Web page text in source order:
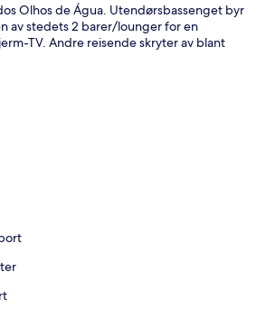
1
Olhos de Água. Utendørsbassenget byr
av stedets 2 barer/lounger for en
TV. Andre reisende skryter av blant